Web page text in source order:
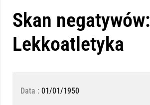
Skan negatywów:
Lekkoatletyka
Data : 01/01/1950